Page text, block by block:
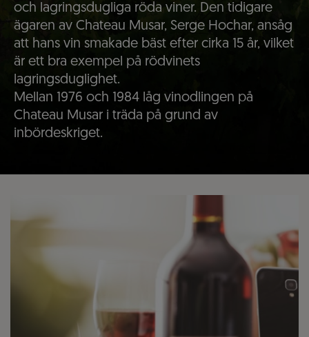
och lagringsdugliga röda viner. Den tidigare
ägaren av Chateau Musar, Serge Hochar, ansåg
att hans vin smakade bäst efter cirka 15 år, vilket
är ett bra exempel på rödvinets
lagringsduglighet.
Mellan 1976 och 1984 låg vinodlingen på
Chateau Musar i träda på grund av
inbördeskriget.